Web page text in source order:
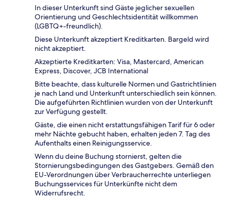
In dieser Unterkunft sind Gäste jeglicher sexuellen
Orientierung und Geschlechtsidentität willkommen
(LGBTQ+-freundlich).
Diese Unterkunft akzeptiert Kreditkarten. Bargeld wird
nicht akzeptiert.
Akzeptierte Kreditkarten: Visa, Mastercard, American
Express, Discover, JCB International
Bitte beachte, dass kulturelle Normen und Gastrichtlinien
je nach Land und Unterkunft unterschiedlich sein können.
Die aufgeführten Richtlinien wurden von der Unterkunft
zur Verfügung gestellt.
Gäste, die einen nicht erstattungsfähigen Tarif für 6 oder
mehr Nächte gebucht haben, erhalten jeden 7. Tag des
Aufenthalts einen Reinigungsservice.
Wenn du deine Buchung stornierst, gelten die
Stornierungsbedingungen des Gastgebers. Gemäß den
EU-Verordnungen über Verbraucherrechte unterliegen
Buchungsservices für Unterkünfte nicht dem
Widerrufsrecht.